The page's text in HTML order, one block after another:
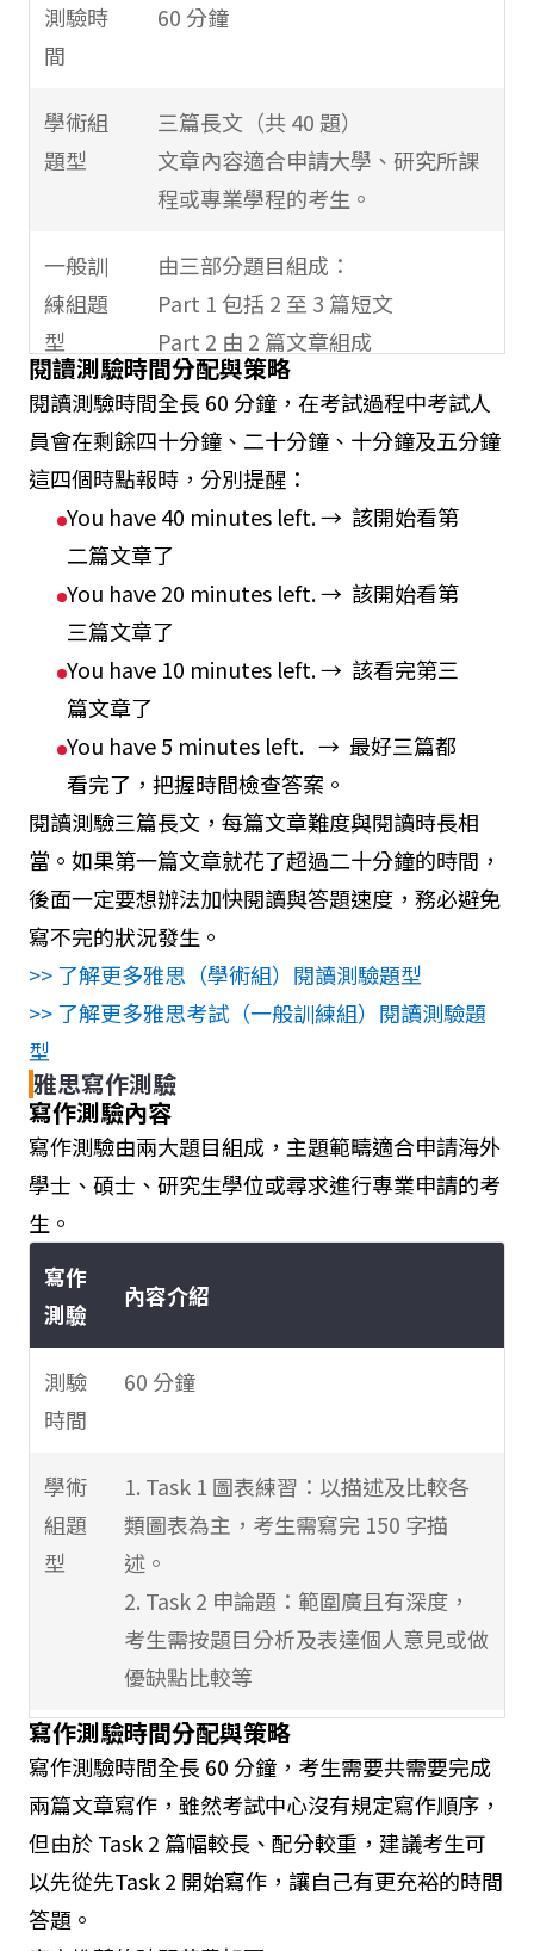
測驗時
間
60 分鐘
學術組
題型
三篇長文（共 40 題）
文章內容適合申請大學、研究所課
程或專業學程的考生。
一般訓
練組題
型
由三部分題目組成：
Part 1 包括 2 至 3 篇短文
Part 2 由 2 篇文章組成
Part 3 則是一篇較長的文章
文章內容取自日常生活中常見題
目。
答題方
配對、是非、填充、選擇、簡答等
閱讀測驗時間分配與策略
閱讀測驗時間全長 60 分鐘，在考試過程中考試人
員會在剩餘四十分鐘、二十分鐘、十分鐘及五分鐘
這四個時點報時，分別提醒：
You have 40 minutes left. → 該開始看第
二篇文章了
You have 20 minutes left. → 該開始看第
三篇文章了
You have 10 minutes left. → 該看完第三
篇文章了
You have 5 minutes left. → 最好三篇都
看完了，把握時間檢查答案。
閱讀測驗三篇長文，每篇文章難度與閱讀時長相
當。如果第一篇文章就花了超過二十分鐘的時間，
後面一定要想辦法加快閱讀與答題速度，務必避免
寫不完的狀況發生。
>> 了解更多雅思（學術組）閱讀測驗題型
>> 了解更多雅思考試（一般訓練組）閱讀測驗題
型
雅思寫作測驗
寫作測驗內容
寫作測驗由兩大題目組成，主題範疇適合申請海外
學士、碩士、研究生學位或尋求進行專業申請的考
生。
寫作
測驗
內容介紹
測驗
時間
60 分鐘
學術
組題
型
1. Task 1 圖表練習：以描述及比較各
類圖表為主，考生需寫完 150 字描
述。
2. Task 2 申論題：範圍廣且有深度，
考生需按題目分析及表達個人意見或做
優缺點比較等
一般
訓練
組題
型
1. Task 1 書信撰寫：邀請函，抱怨
信，道歉信等，至少 150 字。
2. Task 2 為申論題：與學術組類似
答題
寫作測驗時間分配與策略
寫作測驗時間全長 60 分鐘，考生需要共需要完成
兩篇文章寫作，雖然考試中心沒有規定寫作順序，
但由於 Task 2 篇幅較長、配分較重，建議考生可
以先從先Task 2 開始寫作，讓自己有更充裕的時間
答題。